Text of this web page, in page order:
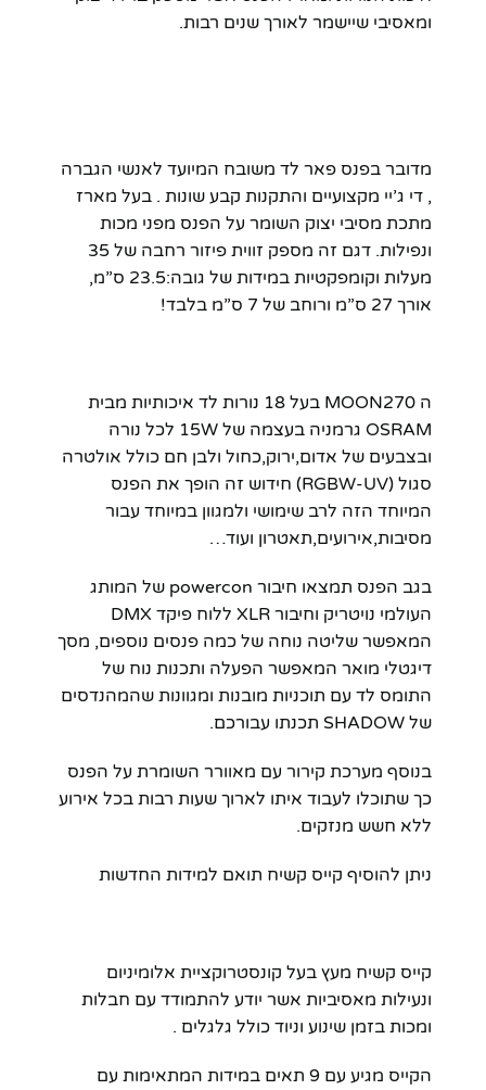
ומאסיבי שיישמר לאורך שנים רבות.
מדובר בפנס פאר לד משובח המיועד לאנשי הגברה
, די ג’יי מקצועיים והתקנות קבע שונות . בעל מארז
מתכת מסיבי יצוק השומר על הפנס מפני מכות
ונפילות. דגם זה מספק זווית פיזור רחבה של 35
מעלות וקומפקטיות במידות של גובה:23.5 ס”מ,
אורך 27 ס”מ ורוחב של 7 ס”מ בלבד!
ה MOON270 בעל 18 נורות לד איכותיות מבית
OSRAM גרמניה בעצמה של 15W לכל נורה
ובצבעים של אדום,ירוק,כחול ולבן חם כולל אולטרה
סגול (RGBW-UV) חידוש זה הופך את הפנס
המיוחד הזה לרב שימושי ולמגוון במיוחד עבור
מסיבות,אירועים,תאטרון ועוד…
בגב הפנס תמצאו חיבור powercon של המותג
העולמי נויטריק וחיבור XLR ללוח פיקד DMX
המאפשר שליטה נוחה של כמה פנסים נוספים, מסך
דיגטלי מואר המאפשר הפעלה ותכנות נוח של
התומס לד עם תוכניות מובנות ומגוונות שהמהנדסים
של SHADOW תכנתו עבורכם.
בנוסף מערכת קירור עם מאוורר השומרת על הפנס
כך שתוכלו לעבוד איתו לארוך שעות רבות בכל אירוע
ללא חשש מנזקים.
ניתן להוסיף קייס קשיח תואם למידות החדשות
קייס קשיח מעץ בעל קונסטרוקציית אלומיניום
ונעילות מאסיביות אשר יודע להתמודד עם חבלות
ומכות בזמן שינוע וניוד כולל גלגלים .
הקייס מגיע עם 9 תאים במידות המתאימות עם